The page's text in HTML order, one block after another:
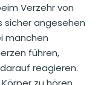
Verzehr von
sicher angesehen
manchen
führen,
reagieren.